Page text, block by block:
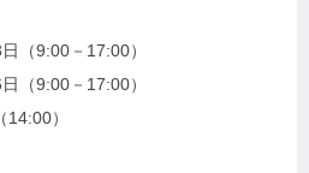
（9:00－17:00）
（9:00－17:00）
）